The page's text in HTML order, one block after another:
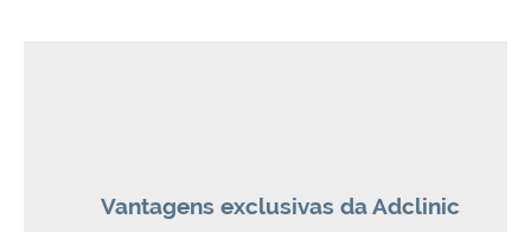
Vantagens exclusivas da Adclinic